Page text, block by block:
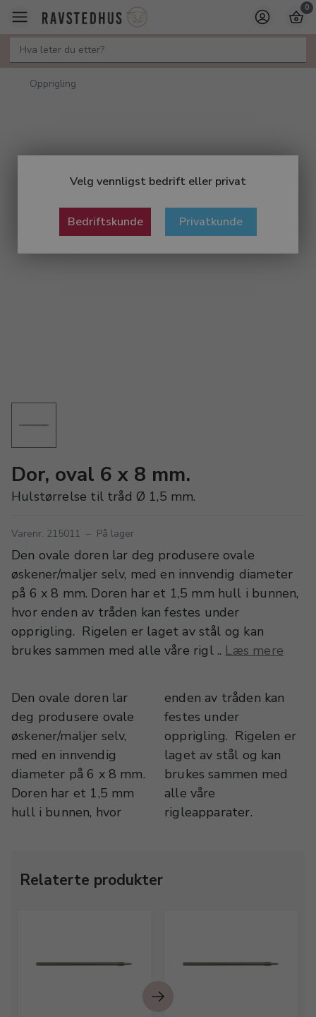
Velg vennligst bedrift eller privat
Bedriftskunde Privatkunde
0
Opprigling
Dor, oval 6 x 8 mm.
Hulstørrelse til tråd Ø 1,5 mm.
Varenr. 215011 – På lager
Den ovale doren lar deg produsere ovale
øskener/maljer selv, med en innvendig diameter
på 6 x 8 mm. Doren har et 1,5 mm hull i bunnen,
hvor enden av tråden kan festes under
opprigling. Rigelen er laget av stål og kan
brukes sammen med alle våre rigl .. Læs mere
Den ovale doren lar
deg produsere ovale
øskener/maljer selv,
med en innvendig
diameter på 6 x 8 mm.
Doren har et 1,5 mm
hull i bunnen, hvor
enden av tråden kan
festes under
opprigling. Rigelen er
laget av stål og kan
brukes sammen med
alle våre
rigleapparater.
Relaterte produkter